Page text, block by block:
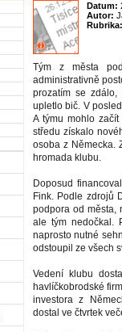
Datum:
Autor:
Rubrika:
Tým z města
administrativně
prozatím se
upletlo bič. V
A týmu mohlo
středu získalo
osoba z Německa.
hromada klubu.
Doposud
Fink. Podle zdrojů
podpora od města,
ale tým nedočkal.
naprosto nutné
odstoupil ze všech
Vedení klubu
havlíčkobrodské
investora z
dostal ve čtvrtek